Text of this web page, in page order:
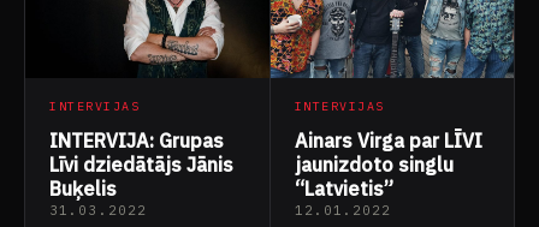
INTERVIJAS
INTERVIJA: Grupas
Līvi dziedātājs Jānis
Buķelis
31.03.2022
INTERVIJAS
Ainars Virga par LĪVI
jaunizdoto singlu
“Latvietis”
12.01.2022